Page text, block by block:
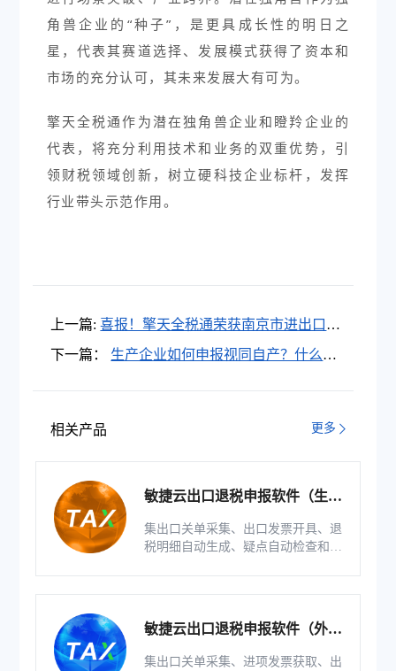
角兽企业的“种子”，是更具成长性的明日之
星，代表其赛道选择、发展模式获得了资本和
市场的充分认可，其未来发展大有可为。
擎天全税通作为潜在独角兽企业和瞪羚企业的
代表，将充分利用技术和业务的双重优势，引
领财税领域创新，树立硬科技企业标杆，发挥
行业带头示范作用。
上一篇: 喜报！擎天全税通荣获南京市进出口商
会“突出贡献奖”
下一篇：
生产企业如何申报视同自产？什么情
相关产品 更多
敏捷云出口退税申报软件（生产
集出口关单采集、出口发票开具、退
税明细自动生成、疑点自动检查和调
敏捷云出口退税申报软件（外贸
集出口关单采集、进项发票获取、出